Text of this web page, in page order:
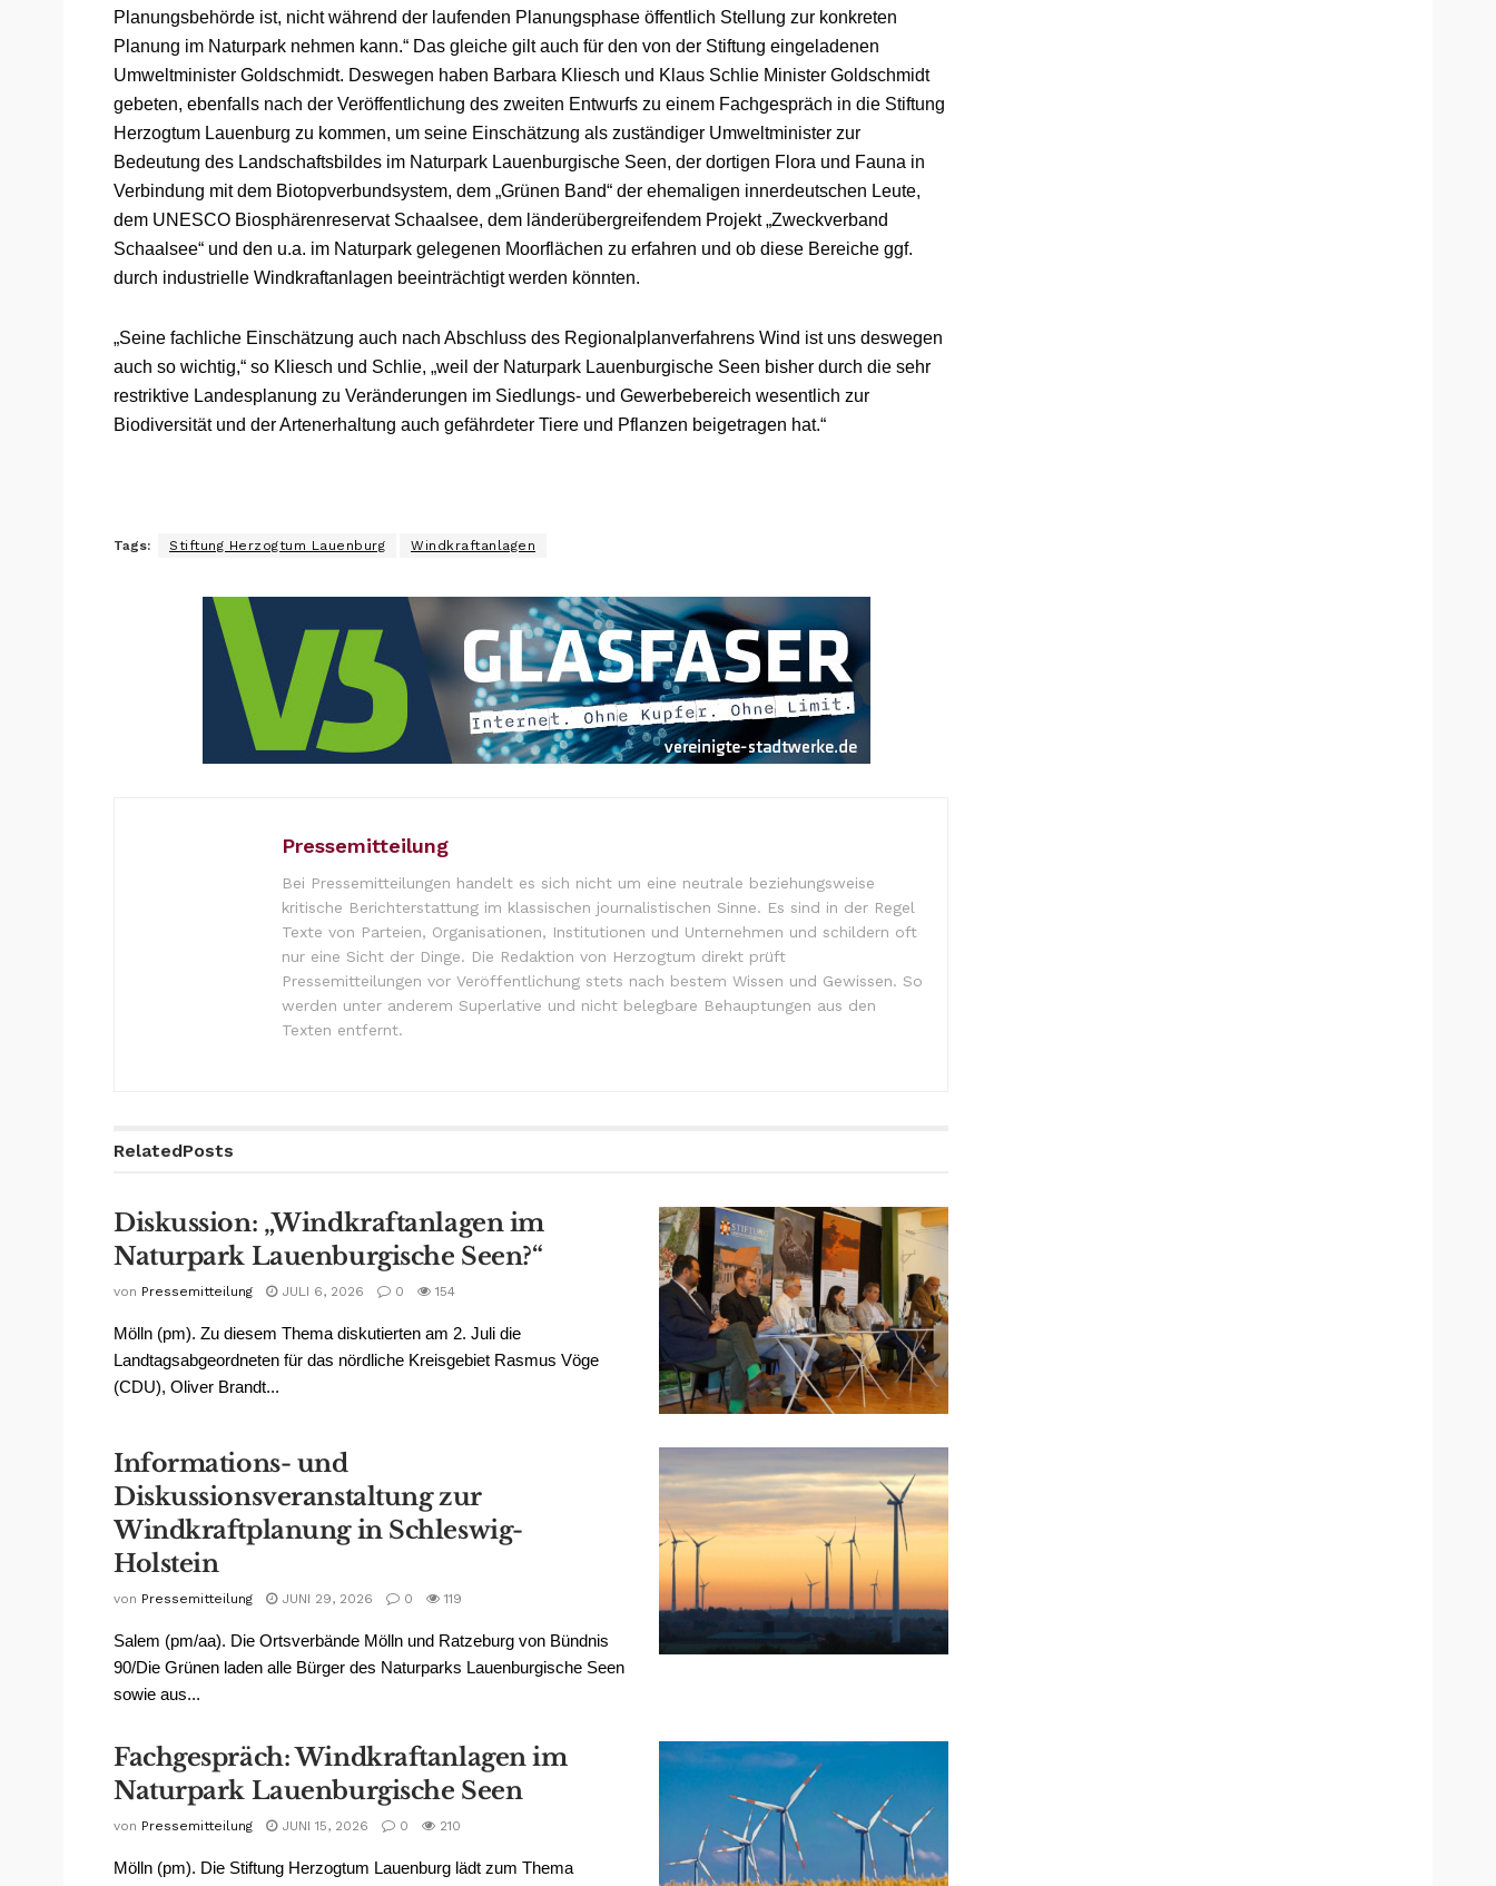
Planungsbehörde ist, nicht während der laufenden Planungsphase öffentlich Stellung zur konkreten
Planung im Naturpark nehmen kann.“ Das gleiche gilt auch für den von der Stiftung eingeladenen
Umweltminister Goldschmidt. Deswegen haben Barbara Kliesch und Klaus Schlie Minister Goldschmidt
gebeten, ebenfalls nach der Veröffentlichung des zweiten Entwurfs zu einem Fachgespräch in die Stiftung
Herzogtum Lauenburg zu kommen, um seine Einschätzung als zuständiger Umweltminister zur
Bedeutung des Landschaftsbildes im Naturpark Lauenburgische Seen, der dortigen Flora und Fauna in
Verbindung mit dem Biotopverbundsystem, dem „Grünen Band“ der ehemaligen innerdeutschen Leute,
dem UNESCO Biosphärenreservat Schaalsee, dem länderübergreifendem Projekt „Zweckverband
Schaalsee“ und den u.a. im Naturpark gelegenen Moorflächen zu erfahren und ob diese Bereiche ggf.
durch industrielle Windkraftanlagen beeinträchtigt werden könnten.
„Seine fachliche Einschätzung auch nach Abschluss des Regionalplanverfahrens Wind ist uns deswegen
auch so wichtig,“ so Kliesch und Schlie, „weil der Naturpark Lauenburgische Seen bisher durch die sehr
restriktive Landesplanung zu Veränderungen im Siedlungs- und Gewerbebereich wesentlich zur
Biodiversität und der Artenerhaltung auch gefährdeter Tiere und Pflanzen beigetragen hat.“
Tags: Stiftung Herzogtum Lauenburg Windkraftanlagen
Pressemitteilung
Bei Pressemitteilungen handelt es sich nicht um eine neutrale beziehungsweise
kritische Berichterstattung im klassischen journalistischen Sinne. Es sind in der Regel
Texte von Parteien, Organisationen, Institutionen und Unternehmen und schildern oft
nur eine Sicht der Dinge. Die Redaktion von Herzogtum direkt prüft
Pressemitteilungen vor Veröffentlichung stets nach bestem Wissen und Gewissen. So
werden unter anderem Superlative und nicht belegbare Behauptungen aus den
Texten entfernt.
RelatedPosts
Diskussion: „Windkraftanlagen im
Naturpark Lauenburgische Seen?“
von Pressemitteilung JULI 6, 2026 0 154
Mölln (pm). Zu diesem Thema diskutierten am 2. Juli die
Landtagsabgeordneten für das nördliche Kreisgebiet Rasmus Vöge
(CDU), Oliver Brandt...
Informations- und
Diskussionsveranstaltung zur
Windkraftplanung in Schleswig-
Holstein
von Pressemitteilung JUNI 29, 2026 0 119
Salem (pm/aa). Die Ortsverbände Mölln und Ratzeburg von Bündnis
90/Die Grünen laden alle Bürger des Naturparks Lauenburgische Seen
sowie aus...
Fachgespräch: Windkraftanlagen im
Naturpark Lauenburgische Seen
von Pressemitteilung JUNI 15, 2026 0 210
Mölln (pm). Die Stiftung Herzogtum Lauenburg lädt zum Thema